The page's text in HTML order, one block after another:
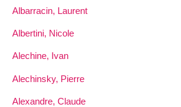
Albarracin, Laurent
Albertini, Nicole
Alechine, Ivan
Alechinsky, Pierre
Alexandre, Claude